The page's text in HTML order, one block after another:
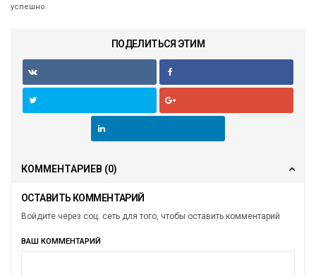
успешно.
ПОДЕЛИТЬСЯ ЭТИМ
КОММЕНТАРИЕВ (0)
ОСТАВИТЬ КОММЕНТАРИЙ
Войдите через соц. сеть для того, чтобы оставить комментарий
ВАШ КОММЕНТАРИЙ